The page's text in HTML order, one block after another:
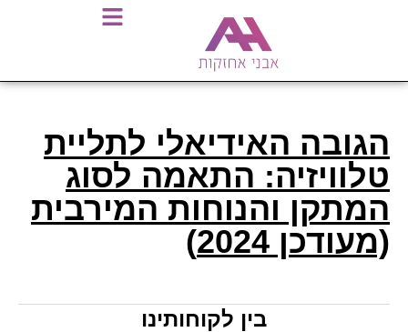
הגובה האידיאלי לתליית
טלוויזיה: התאמה לסוג
המתקן והנוחות המירבית
(מעודכן 2024)
בין לקוחותינו